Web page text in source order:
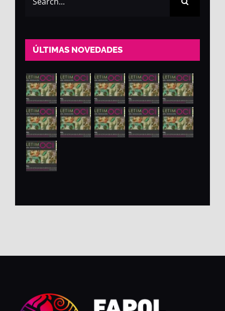
for:
ÚLTIMAS NOVEDADES